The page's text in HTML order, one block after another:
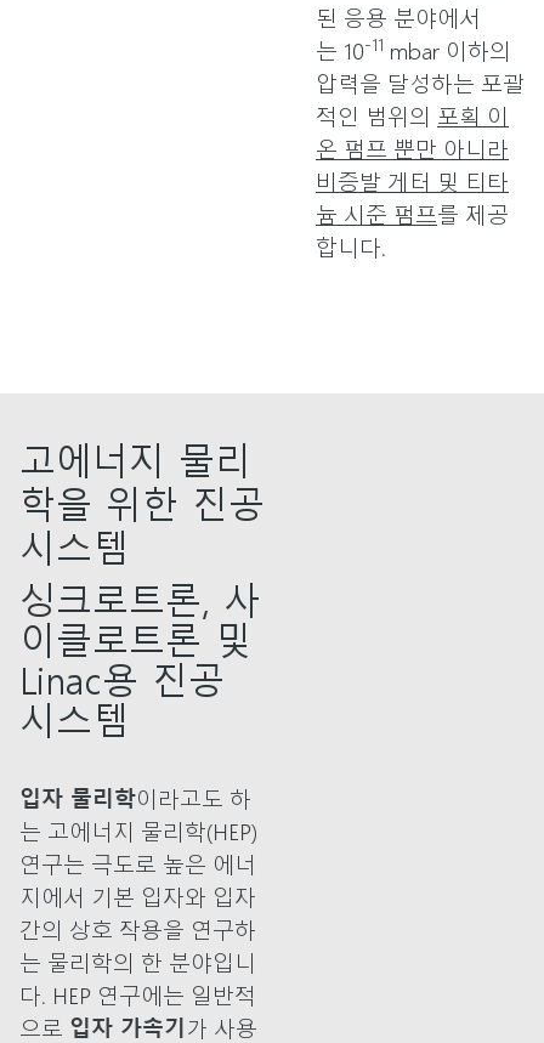
된 응용 분야에서
는 10-11 mbar 이하의
압력을 달성하는 포괄
적인 범위의 포획 이
온 펌프 뿐만 아니라
비증발 게터 및 티타
늄 시준 펌프를 제공
합니다.
고에너지 물리
학을 위한 진공
시스템
싱크로트론, 사
이클로트론 및
Linac용 진공
시스템
입자 물리학이라고도 하
는 고에너지 물리학(HEP)
연구는 극도로 높은 에너
지에서 기본 입자와 입자
간의 상호 작용을 연구하
는 물리학의 한 분야입니
다. HEP 연구에는 일반적
으로 입자 가속기가 사용